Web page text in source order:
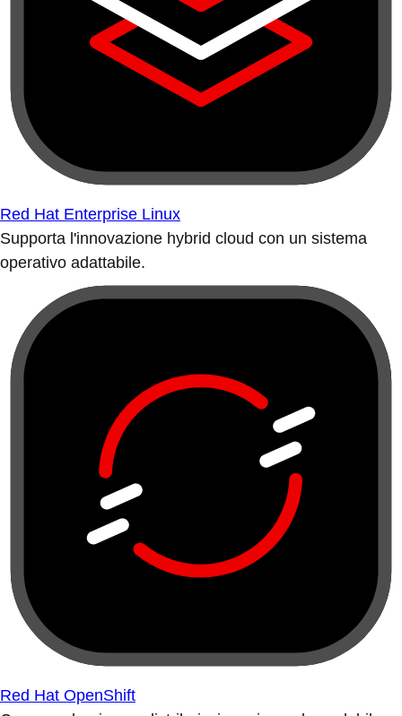
Red Hat Enterprise Linux
Supporta l'innovazione hybrid cloud con un sistema
operativo adattabile.
Red Hat OpenShift